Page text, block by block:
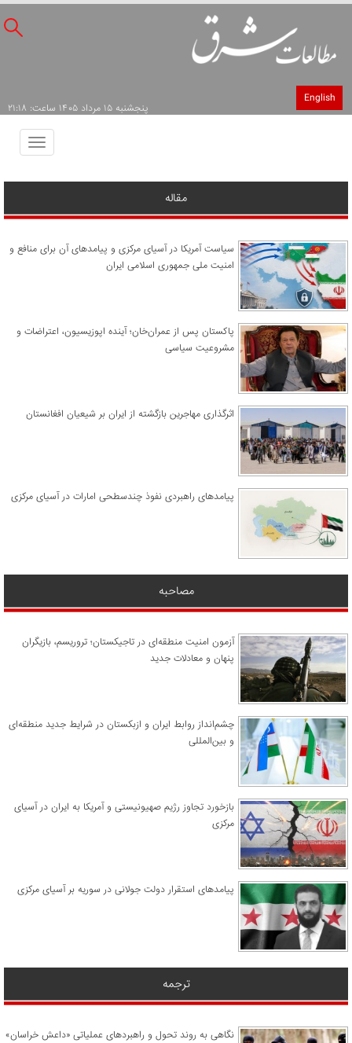
English
پنجشنبه ۱۵ مرداد ۱۴۰۵ ساعت: ۲۱:۱۸
Toggle
مقاله
سیاست آمریکا در آسیای مرکزی و پیامدهای آن برای منافع و
امنیت ملی جمهوری اسلامی ایران
پاکستان پس از عمران‌خان؛ آینده اپوزیسیون، اعتراضات و
مشروعیت سیاسی
اثرگذاری مهاجرین بازگشته از ایران بر شیعیان افغانستان
پیامدهای راهبردی نفوذ چندسطحی امارات در آسیای مرکزی
مصاحبه
آزمون امنیت منطقه‌ای در تاجیکستان؛ تروریسم، بازیگران
پنهان و معادلات جدید
چشم‌انداز روابط ایران و ازبکستان در شرایط جدید منطقه‌ای
و بین‌المللی
​بازخورد تجاوز رژیم صهیونیستی و آمریکا به ایران در آسیای
مرکزی
پیامدهای استقرار دولت جولانی در سوریه بر آسیای مرکزی
ترجمه
نگاهی به روند تحول و راهبردهای عملیاتی «داعش خراسان»